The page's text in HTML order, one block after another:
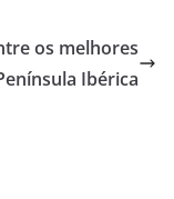
os melhores
Ibérica